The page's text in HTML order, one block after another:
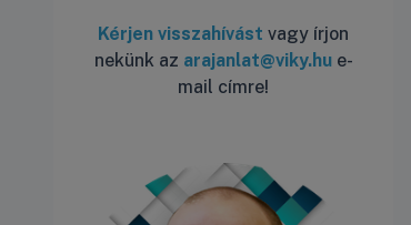
Kérjen visszahívást vagy írjon
nekünk az arajanlat@viky.hue-
mail címre!